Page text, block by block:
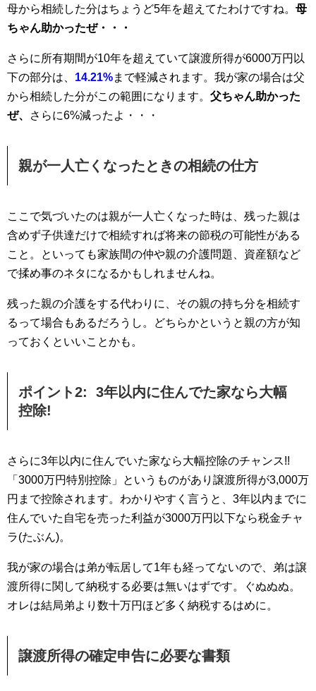
母から相続した分はちょうど5年を超えてたわけですね。 母
ちゃん助かったぜ・・・
さらに所有期間が10年を超えていて譲渡所得が6000万円以
下の部分は、 14.21%まで軽減されます。我が家の場合は父
から相続した分がこの範囲になります。 父ちゃん助かった
ぜ、
さらに6%減ったよ・・・
親が一人亡くなったときの相続の仕方
ここで気づいたのは親が一人亡くなった時は、残った親は
含めず子供達だけで相続すれば将来の節税の可能性がある
こと。といっても家族間の仲や親の介護問題、資産額など
で揉め事のネタになるかもしれませんね。
残った親の介護をする代わりに、その親の持ち分を相続す
るって場合もあるだろうし。どちらかというと親の方が知
っておくといいことかも。
ポイント2: 3年以内に住んでた家なら大幅
控除!
さらに3年以内に住んでいた家なら大幅控除のチャンス!!
「3000万円特別控除」というものがあり譲渡所得が3,000万
円まで控除されます。わかりやすく言うと、3年以内までに
住んでいた自宅を売った利益が3000万円以下なら税金チャ
ラ(たぶん)。
我が家の場合は弟が転居して1年も経ってないので、弟は譲
渡所得に関して納税する必要は無いはずです。ぐぬぬぬ。
オレは結局弟より数十万円ほど多く納税するはめに。
譲渡所得の確定申告に必要な書類